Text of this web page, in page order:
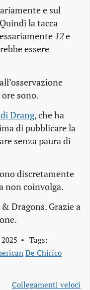
e sul
la tacca
12e
essere
sono.
Drang, che ha
di pubblicare la
senza paura di
discretamente
non coinvolga.
Dragons. Grazie a
Tags:
De Chirico
Collegamenti veloci